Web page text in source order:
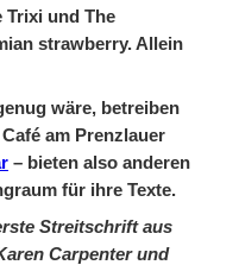
Trixi und The
strawberry. Allein
wäre, betreiben
am Prenzlauer
– bieten also anderen
für ihre Texte.
Streitschrift aus
Carpenter und